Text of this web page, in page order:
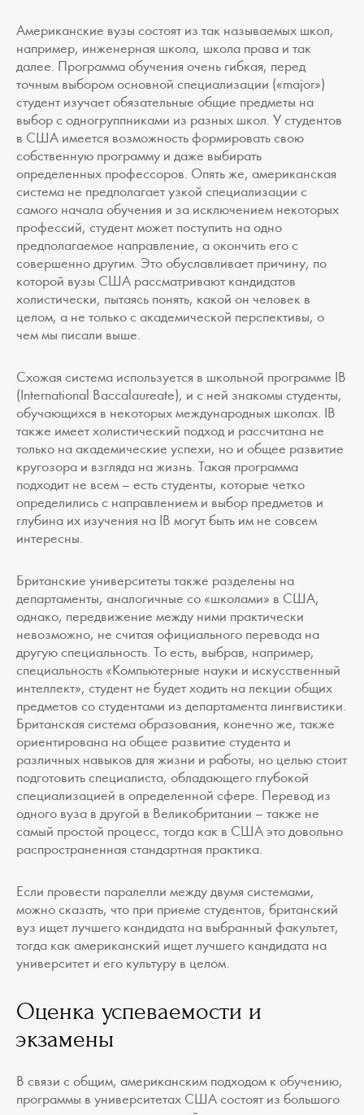
Американские вузы состоят из так называемых школ,
например, инженерная школа, школа права и так
далее. Программа обучения очень гибкая, перед
точным выбором основной специализации («major»)
студент изучает обязательные общие предметы на
выбор с одногруппниками из разных школ. У студентов
в США имеется возможность формировать свою
собственную программу и даже выбирать
определенных профессоров. Опять же, американская
система не предполагает узкой специализации c
самого начала обучения и за исключением некоторых
профессий, студент может поступить на одно
предполагаемое направление, а окончить его с
совершенно другим. Это обуславливает причину, по
которой вузы США рассматривают кандидатов
холистически, пытаясь понять, какой он человек в
целом, а не только с академической перспективы, о
чем мы писали выше.
Схожая система используется в школьной программе IB
(International Baccalaureate), и с ней знакомы студенты,
обучающихся в некоторых международных школах. IB
также имеет холистический подход и рассчитана не
только на академические успехи, но и общее развитие
кругозора и взгляда на жизнь. Такая программа
подходит не всем – есть студенты, которые четко
определились с направлением и выбор предметов и
глубина их изучения на IB могут быть им не совсем
интересны.
Британские университеты также разделены на
департаменты, аналогичные со «школами» в США,
однако, передвижение между ними практически
невозможно, не считая официального перевода на
другую специальность. То есть, выбрав, например,
специальность «Компьютерные науки и искусственный
интеллект», студент не будет ходить на лекции общих
предметов со студентами из департамента лингвистики.
Британская система образования, конечно же, также
ориентирована на общее развитие студента и
различных навыков для жизни и работы, но целью стоит
подготовить специалиста, обладающего глубокой
специализацией в определенной сфере. Перевод из
одного вуза в другой в Великобритании – также не
самый простой процесс, тогда как в США это довольно
распространенная стандартная практика.
Если провести паралелли между двумя системами,
можно сказать, что при приеме студентов, британский
вуз ищет лучшего кандидата на выбранный факультет,
тогда как американский ищет лучшего кандидата на
университет и его культуру в целом.
Оценка успеваемости и
экзамены
В связи с общим, американским подходом к обучению,
программы в университетах США состоят из большого